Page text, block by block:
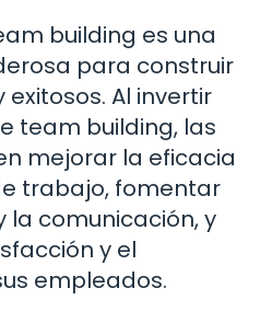
building es una
para construir
Al invertir
team building, las
mejorar la eficacia
trabajo, fomentar
la comunicación, y
y el
empleados.